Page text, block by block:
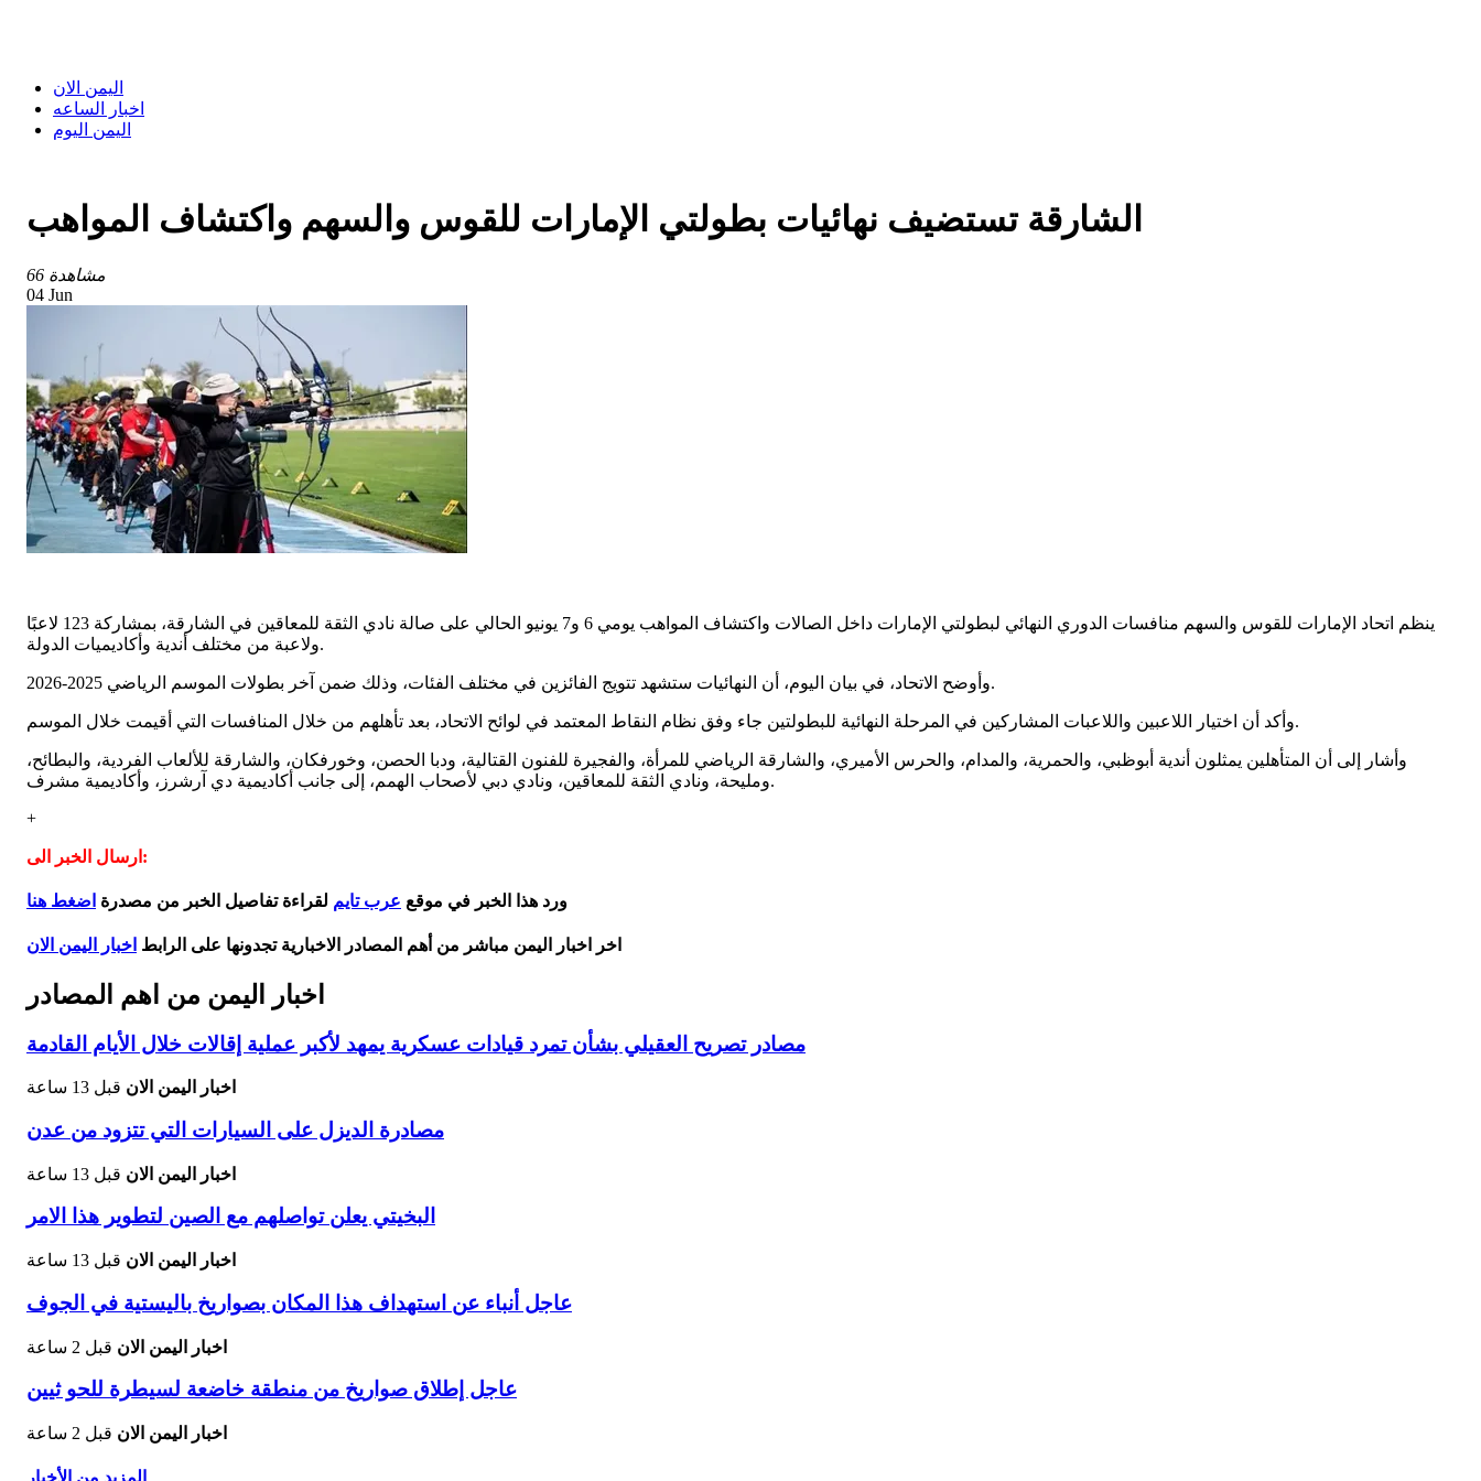
اليمن الان
اخبار الساعه
اليمن اليوم
الشارقة تستضيف نهائيات بطولتي الإمارات للقوس والسهم واكتشاف المواهب
66 مشاهدة
04 Jun
ينظم اتحاد الإمارات للقوس والسهم منافسات الدوري النهائي لبطولتي الإمارات داخل الصالات واكتشاف المواهب يومي 6 و7 يونيو الحالي على صالة نادي الثقة للمعاقين في الشارقة، بمشاركة 123 لاعبًا
ولاعبة من مختلف أندية وأكاديميات الدولة.
وأوضح الاتحاد، في بيان اليوم، أن النهائيات ستشهد تتويج الفائزين في مختلف الفئات، وذلك ضمن آخر بطولات الموسم الرياضي 2025-2026.
وأكد أن اختيار اللاعبين واللاعبات المشاركين في المرحلة النهائية للبطولتين جاء وفق نظام النقاط المعتمد في لوائح الاتحاد، بعد تأهلهم من خلال المنافسات التي أقيمت خلال الموسم.
وأشار إلى أن المتأهلين يمثلون أندية أبوظبي، والحمرية، والمدام، والحرس الأميري، والشارقة الرياضي للمرأة، والفجيرة للفنون القتالية، ودبا الحصن، وخورفكان، والشارقة للألعاب الفردية، والبطائح،
ومليحة، ونادي الثقة للمعاقين، ونادي دبي لأصحاب الهمم، إلى جانب أكاديمية دي آرشرز، وأكاديمية مشرف.
+
ارسال الخبر الى:
ورد هذا الخبر في موقع عرب تايم لقراءة تفاصيل الخبر من مصدرة اضغط هنا
اخر اخبار اليمن مباشر من أهم المصادر الاخبارية تجدونها على الرابط اخبار اليمن الان
اخبار اليمن من اهم المصادر
مصادر تصريح العقيلي بشأن تمرد قيادات عسكرية يمهد لأكبر عملية إقالات خلال الأيام القادمة
اخبار اليمن الان قبل 13 ساعة
مصادرة الديزل على السيارات التي تتزود من عدن
اخبار اليمن الان قبل 13 ساعة
البخيتي يعلن تواصلهم مع الصين لتطوير هذا الامر
اخبار اليمن الان قبل 13 ساعة
عاجل أنباء عن استهداف هذا المكان بصواريخ باليستية في الجوف
اخبار اليمن الان قبل 2 ساعة
عاجل إطلاق صواريخ من منطقة خاضعة لسيطرة للحو ثيين
اخبار اليمن الان قبل 2 ساعة